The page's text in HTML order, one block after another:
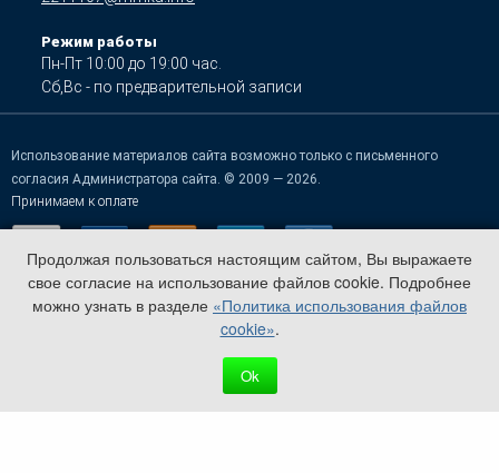
Режим работы
Пн-Пт 10:00 до 19:00 час.
Сб,Вс - по предварительной записи
Использование материалов сайта возможно только с письменного
согласия Администратора сайта. © 2009 — 2026.
Принимаем к оплате
Продолжая пользоваться настоящим сайтом, Вы выражаете
свое согласие на использование файлов cookie. Подробнее
можно узнать в разделе «Политика использования файлов
cookie».
Ok